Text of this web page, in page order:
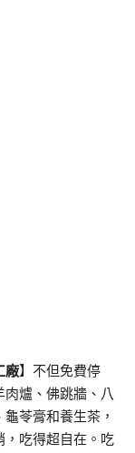
廠】不但免費停
爐、佛跳牆、八
苓膏和養生茶，
，吃得超自在。吃